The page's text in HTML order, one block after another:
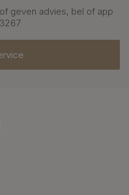
geven advies, bel of app